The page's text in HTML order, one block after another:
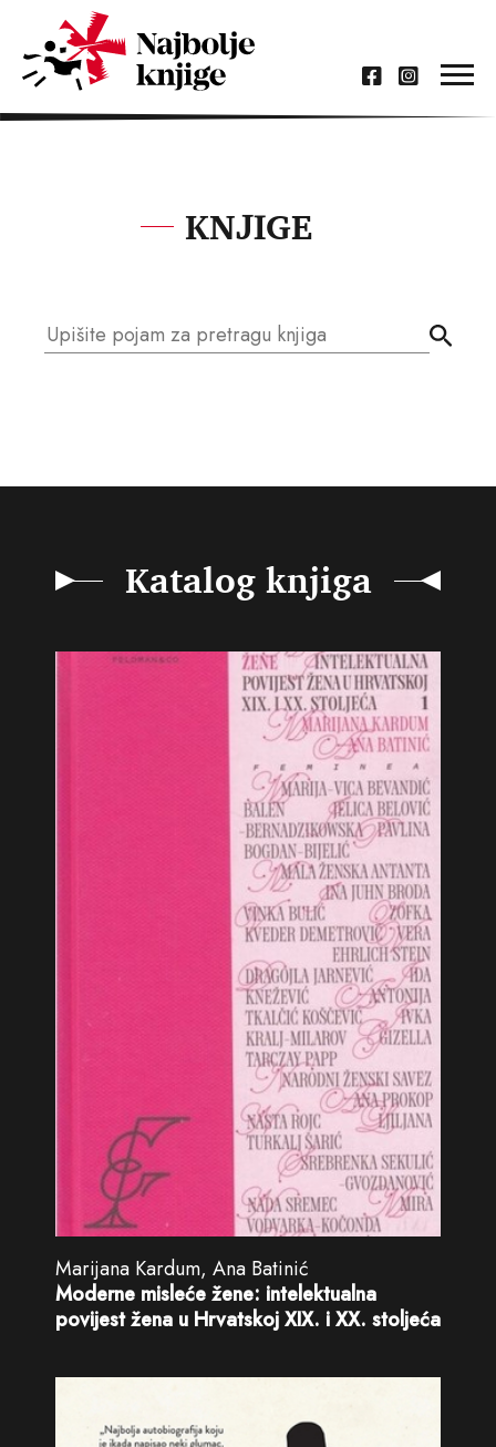
KNJIGE
Katalog knjiga
Marijana Kardum, Ana Batinić
Moderne misleće žene: intelektualna
povijest žena u Hrvatskoj XIX. i XX. stoljeća